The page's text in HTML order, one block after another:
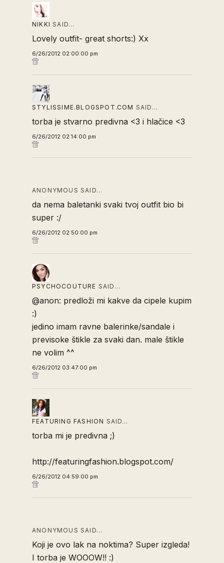
NIKKI SAID…
Lovely outfit- great shorts:) Xx
6/26/2012 02:00:00 pm
STYLISSIME.BLOGSPOT.COM SAID…
torba je stvarno predivna <3 i hlačice <3
6/26/2012 02:14:00 pm
ANONYMOUS SAID…
da nema baletanki svaki tvoj outfit bio bi
super :/
6/26/2012 02:50:00 pm
PSYCHOCOUTURE SAID…
@anon: predloži mi kakve da cipele kupim
:)
jedino imam ravne balerinke/sandale i
previsoke štikle za svaki dan. male štikle
ne volim ^^
6/26/2012 03:47:00 pm
FEATURING FASHION SAID…
torba mi je predivna ;)
http://featuringfashion.blogspot.com/
6/26/2012 04:59:00 pm
ANONYMOUS SAID…
Koji je ovo lak na noktima? Super izgleda!
I torba je WOOOW!! :)